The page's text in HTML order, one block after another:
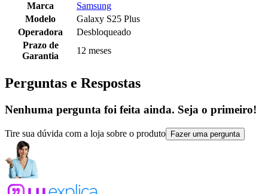
Marca
Samsung
Modelo
Galaxy S25 Plus
Operadora
Desbloqueado
Prazo de
Garantia
12 meses
Perguntas e Respostas
Nenhuma pergunta foi feita ainda. Seja o primeiro!
Tire sua dúvida com a loja sobre o produto Fazer uma pergunta